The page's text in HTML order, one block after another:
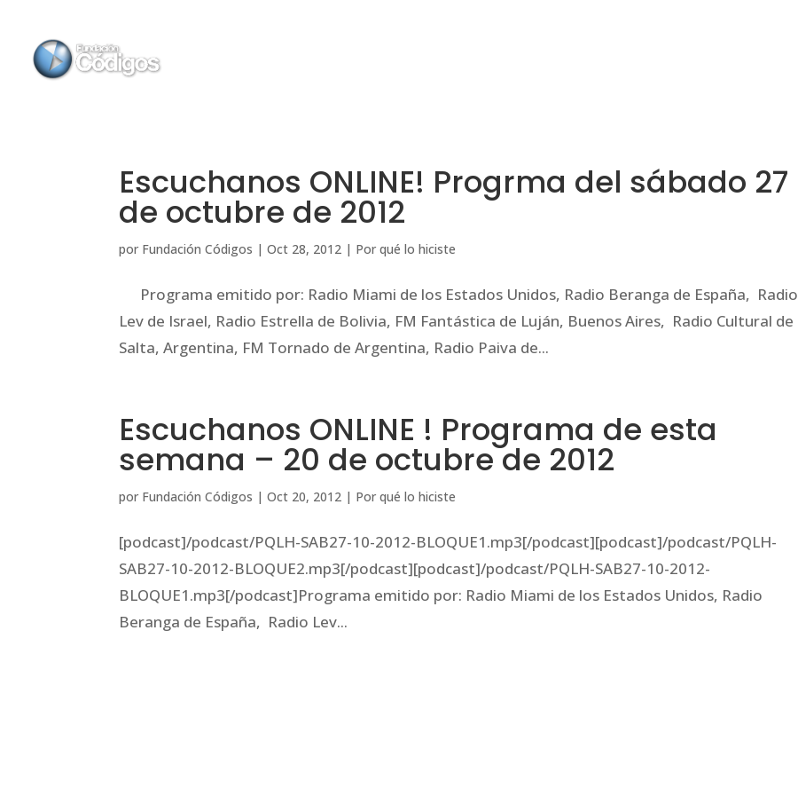
Escuchanos ONLINE! Progrma del sábado 27
de octubre de 2012
por Fundación Códigos |Oct 28, 2012 | Por qué lo hiciste
Programa emitido por: Radio Miami de los Estados Unidos, Radio Beranga de España, Radio
Lev de Israel, Radio Estrella de Bolivia, FM Fantástica de Luján, Buenos Aires, Radio Cultural de
Salta, Argentina, FM Tornado de Argentina, Radio Paiva de...
Escuchanos ONLINE ! Programa de esta
semana – 20 de octubre de 2012
por Fundación Códigos |Oct 20, 2012 | Por qué lo hiciste
[podcast]/podcast/PQLH-SAB27-10-2012-BLOQUE1.mp3[/podcast][podcast]/podcast/PQLH-
SAB27-10-2012-BLOQUE2.mp3[/podcast][podcast]/podcast/PQLH-SAB27-10-2012-
BLOQUE1.mp3[/podcast]Programa emitido por: Radio Miami de los Estados Unidos, Radio
Beranga de España, Radio Lev...